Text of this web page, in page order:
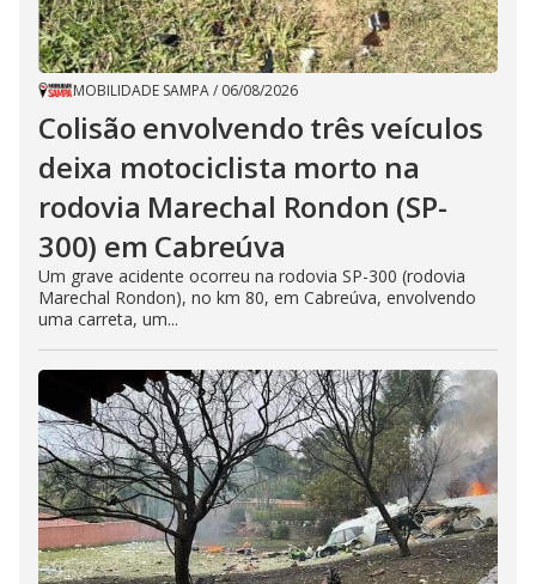
MOBILIDADE SAMPA/ 06/08/2026
Colisão envolvendo três veículos
deixa motociclista morto na
rodovia Marechal Rondon (SP-
300) em Cabreúva
Um grave acidente ocorreu na rodovia SP-300 (rodovia
Marechal Rondon), no km 80, em Cabreúva, envolvendo
uma carreta, um...